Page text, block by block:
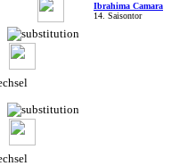
Ibrahima Camara
14. Saisontor